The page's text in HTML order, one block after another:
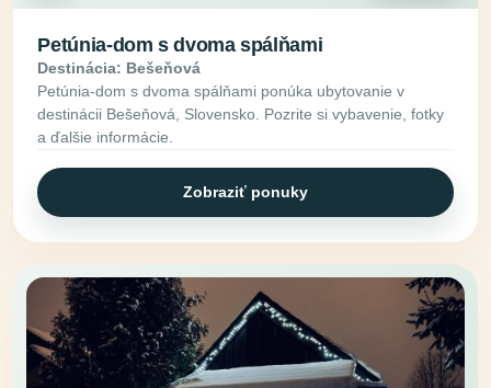
Petúnia-dom s dvoma spálňami
Destinácia: Bešeňová
Petúnia-dom s dvoma spálňami ponúka ubytovanie v
destinácii Bešeňová, Slovensko. Pozrite si vybavenie, fotky
a ďalšie informácie.
Zobraziť ponuky